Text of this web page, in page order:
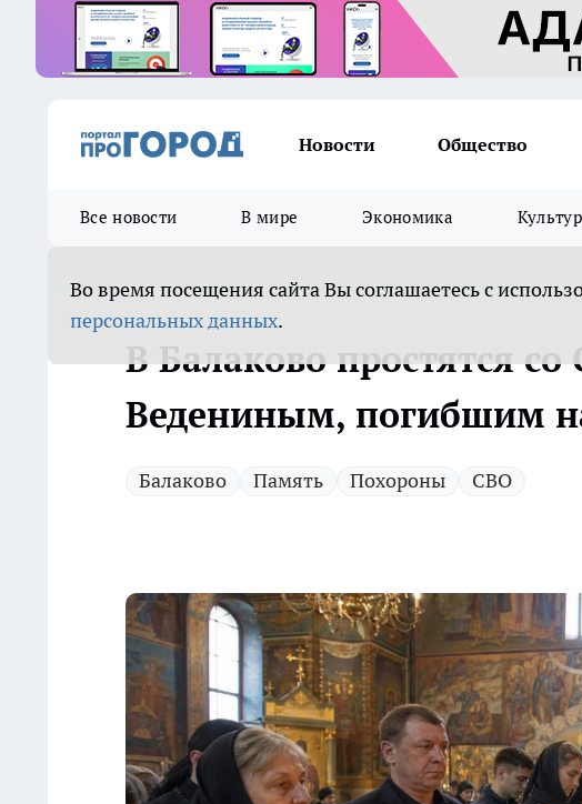
Новости Общество
Все новости В мире Экономика
Во время посещения сайта Вы соглашаетесь с
персональных данных.
В Балаково простятся
Ведениным, погибшим
Балаково Память Похороны СВО